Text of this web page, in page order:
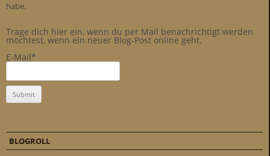
habe.
Trage dich hier ein, wenn du per Mail benachrichtigt werden
möchtest, wenn ein neuer Blog-Post online geht.
E-Mail*
BLOGROLL